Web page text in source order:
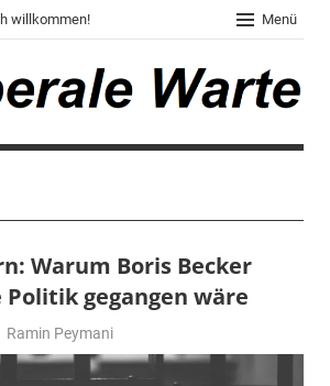
willkommen! Menü
Warum Boris Becker
Politik gegangen wäre
Ramin Peymani
Tagesthema